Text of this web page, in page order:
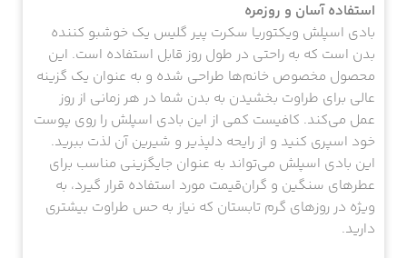
استفاده آسان و روزمره
بادی اسپلش ویکتوریا سکرت پیر گلیس یک خوشبو کننده
بدن است که به راحتی در طول روز قابل استفاده است. این
محصول مخصوص خانم‌ها طراحی شده و به عنوان یک گزینه
عالی برای طراوت بخشیدن به بدن شما در هر زمانی از روز
عمل می‌کند. کافیست کمی از این بادی اسپلش را روی پوست
خود اسپری کنید و از رایحه دلپذیر و شیرین آن لذت ببرید.
این بادی اسپلش می‌تواند به عنوان جایگزینی مناسب برای
عطرهای سنگین و گران‌قیمت مورد استفاده قرار گیرد، به
ویژه در روزهای گرم تابستان که نیاز به حس طراوت بیشتری
دارید.